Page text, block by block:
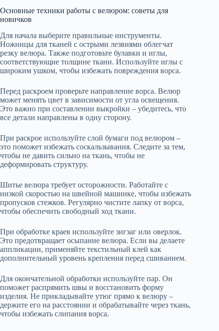
Основные техники работы с велюром: советы для
новичков
Для начала выберите правильные инструменты.
Ножницы для тканей с острыми лезвиями облегчат
резку велюра. Также подготовьте булавки и иглы,
соответствующие толщине ткани. Используйте иглы с
широким ушком, чтобы избежать повреждения ворса.
Перед раскроем проверьте направление ворса. Велюр
может менять цвет в зависимости от угла освещения.
Это важно при составлении выкройки – убедитесь, что
все детали направлены в одну сторону.
При раскрое используйте слой бумаги под велюром –
это поможет избежать соскальзывания. Следите за тем,
чтобы не давить сильно на ткань, чтобы не
деформировать структуру.
Шитье велюра требует осторожности. Работайте с
низкой скоростью на швейной машинке, чтобы избежать
пропусков стежков. Регулярно чистите лапку от ворса,
чтобы обеспечить свободный ход ткани.
При обработке краев используйте зигзаг или оверлок.
Это предотвращает осыпание велюра. Если вы делаете
аппликации, применяйте текстильный клей как
дополнительный уровень крепления перед сшиванием.
Для окончательной обработки используйте пар. Он
поможет распрямить швы и восстановить форму
изделия. Не прикладывайте утюг прямо к велюру –
держите его на расстоянии и обрабатывайте через ткань,
чтобы избежать слипания ворса.